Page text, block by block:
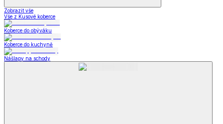
Zobrazit vše
Vše z Kusové koberce
Koberce do obýváku
Koberce do kuchyně
Nášlapy na schody